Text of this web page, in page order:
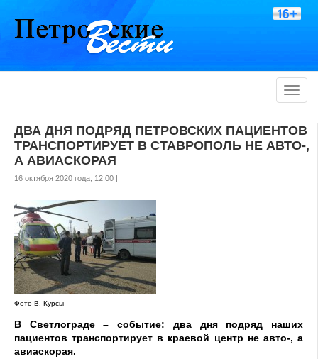
Toggle
ДВА ДНЯ ПОДРЯД ПЕТРОВСКИХ ПАЦИЕНТОВ
ТРАНСПОРТИРУЕТ В СТАВРОПОЛЬ НЕ АВТО-,
А АВИАСКОРАЯ
16 октября 2020 года, 12:00 |
Фото В. Курсы
В Светлограде – событие: два дня подряд наших
пациентов транспортирует в краевой центр не авто-, а
авиаскорая.